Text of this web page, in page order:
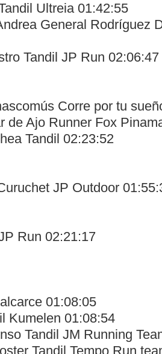
Ultreia 01:42:55
General Rodríguez
Tandil JP Run 02:06:47
Corre por tu
de Ajo Runner Fox
Tandil 02:23:52
JP Outdoor
Run 02:21:17
01:08:05
Kumelen 01:08:54
Tandil JM Running
Tandil Tempo Run